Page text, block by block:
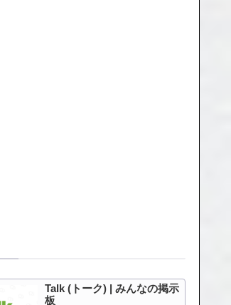
Talk (トーク) | みんなの掲示
板